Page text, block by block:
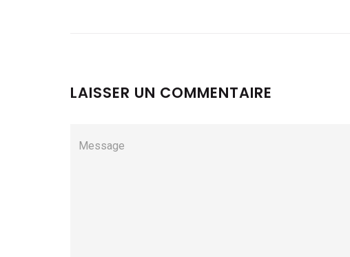
LAISSER UN COMMENTAIRE